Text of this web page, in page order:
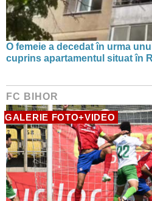
O femeie a decedat în urma
cuprins apartamentul situat în
FC BIHOR
GALERIE FOTO+VIDEO